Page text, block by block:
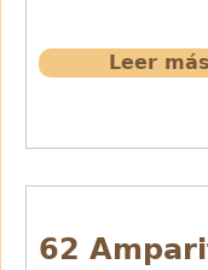
Leer más
62